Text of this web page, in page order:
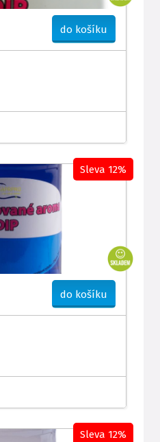
do košíku
do košíku
Sleva 12%
Sleva 12%